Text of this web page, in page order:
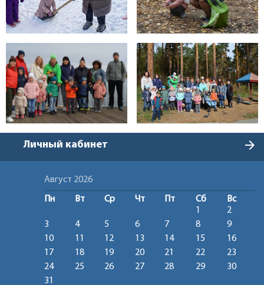
Личный кабинет arrow_forward
Август 2026
Пн Вт Ср Чт Пт Сб
Вс
1
2
3
4 5 6 7 8
9
10
11 12 13 14 15
16
17
18 19 20 21 22
23
24
25 26 27 28 29
30
31